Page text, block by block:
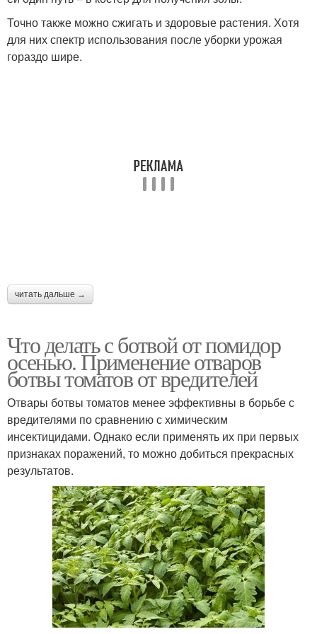
Точно также можно сжигать и здоровые растения. Хотя
для них спектр использования после уборки урожая
гораздо шире.
читать дальше →
Что делать с ботвой от помидор
осенью. Применение отваров
ботвы томатов от вредителей
Отвары ботвы томатов менее эффективны в борьбе с
вредителями по сравнению с химическим
инсектицидами. Однако если применять их при первых
признаках поражений, то можно добиться прекрасных
результатов.